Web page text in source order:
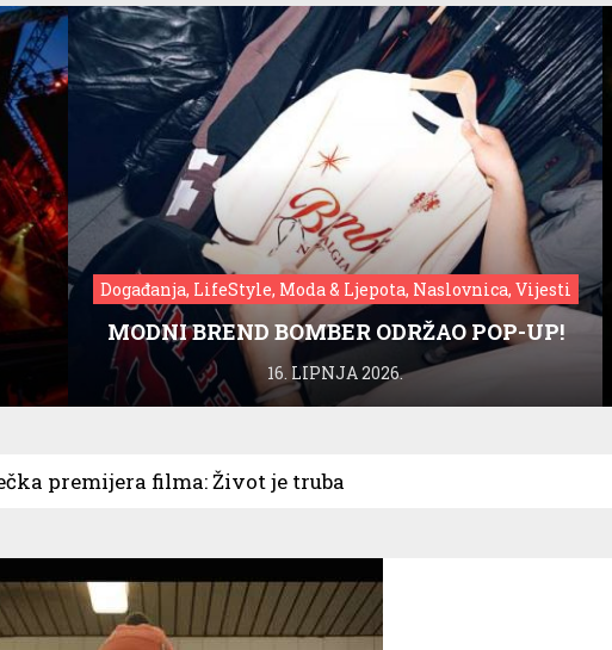
Događanja, LifeStyle, Moda & Ljepota, Naslovnica, Vijesti
MODNI BREND BOMBER ODRŽAO POP-UP!
16. LIPNJA 2026.
premijera filma: Život je truba